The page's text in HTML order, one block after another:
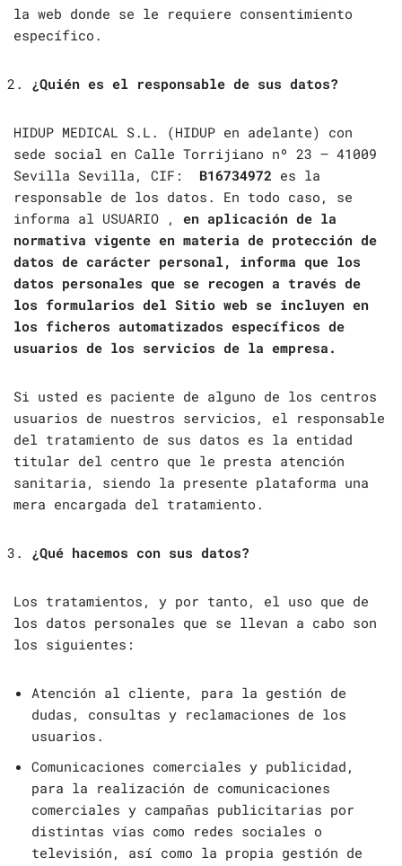
la web donde se le requiere consentimiento
específico.
¿Quién es el responsable de sus datos?
HIDUP MEDICAL S.L. (HIDUP en adelante) con
sede social en Calle Torrijiano nº 23 – 41009
Sevilla Sevilla, CIF:
B16734972 es la
responsable de los datos. En todo caso, se
informa al USUARIO , en aplicación de la
normativa vigente en materia de protección de
datos de carácter personal, informa que los
datos personales que se recogen a través de
los formularios del Sitio web se incluyen en
los ficheros automatizados específicos de
usuarios de los servicios de la empresa.
Si usted es paciente de alguno de los centros
usuarios de nuestros servicios, el responsable
del tratamiento de sus datos es la entidad
titular del centro que le presta atención
sanitaria, siendo la presente plataforma una
mera encargada del tratamiento.
¿Qué hacemos con sus datos?
Los tratamientos, y por tanto, el uso que de
los datos personales que se llevan a cabo son
los siguientes:
Atención al cliente, para la gestión de
dudas, consultas y reclamaciones de los
usuarios.
Comunicaciones comerciales y publicidad,
para la realización de comunicaciones
comerciales y campañas publicitarias por
distintas vías como redes sociales o
televisión, así como la propia gestión de